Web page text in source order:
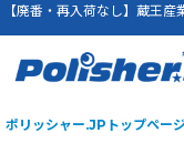
【廃番・再入荷なし】蔵王
ポリッシャー.JPトップペー